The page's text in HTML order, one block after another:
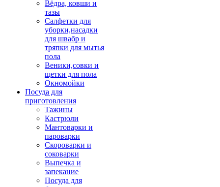
Вёдра, ковши и
тазы
Салфетки для
уборки,насадки
для швабр и
тряпки для мытья
пола
Веники,совки и
щетки для пола
Окномойки
Посуда для
приготовления
Тажины
Кастрюли
Мантоварки и
пароварки
Скороварки и
соковарки
Выпечка и
запекание
Посуда для